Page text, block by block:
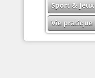
Sport & Jeux
Vie pratique